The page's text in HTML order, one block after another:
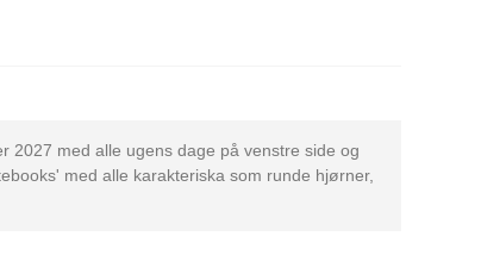
2027 med alle ugens dage på venstre side og
med alle karakteriska som runde hjørner,